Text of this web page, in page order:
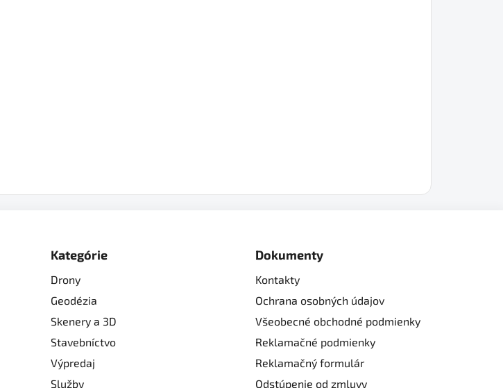
Kategórie
Drony
Geodézia
Skenery a 3D
Stavebníctvo
Výpredaj
Služby
Dokumenty
Kontakty
Ochrana osobných údajov
Všeobecné obchodné podmienky
Reklamačné podmienky
Reklamačný formulár
Odstúpenie od zmluvy